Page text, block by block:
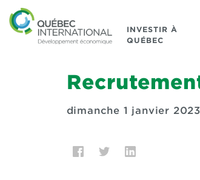
INVESTIR À
QUÉBEC
dimanche 1 janvier